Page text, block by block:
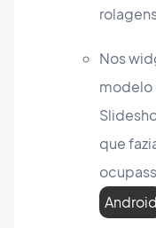
Nos
modelo
que
Android